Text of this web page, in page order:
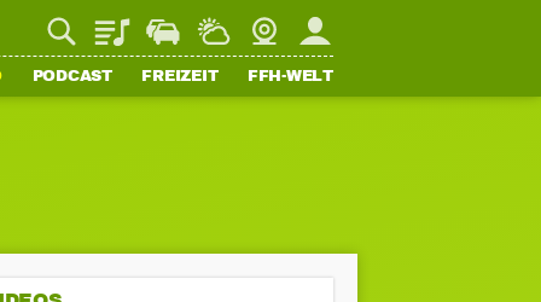
PlaylistStaupilotWetterWebcamMein FFH
PODCAST FREIZEIT FFH-WELT